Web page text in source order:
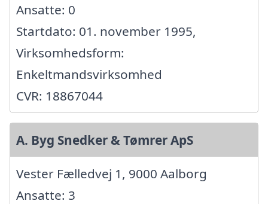
Ansatte: 0
Startdato: 01. november 1995,
Virksomhedsform:
Enkeltmandsvirksomhed
CVR: 18867044
A. Byg Snedker & Tømrer ApS
Vester Fælledvej 1, 9000 Aalborg
Ansatte: 3